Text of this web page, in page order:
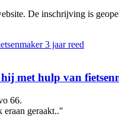
De inschrijving is
met hulp van
66.
eraan geraakt.."